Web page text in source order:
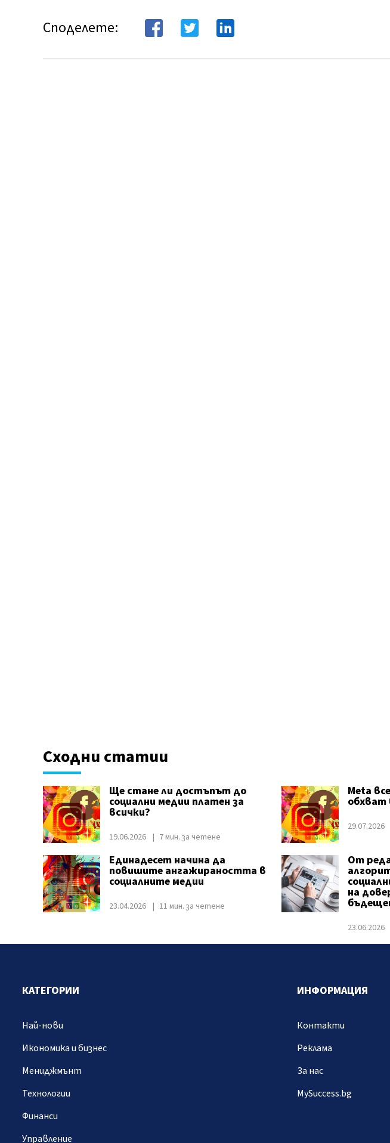
Споделете:
Сходни статии
Ще стане ли достъпът до
социални медии платен за
всички?
19.06.2026 7 мин. за четене
Meta
обхват
29.07.2026
Единадесет начина да
повишите ангажираността в
социалните медии
23.04.2026 11 мин. за четене
От
на
23.06.2026
КАТЕГОРИИ
Най-нови
Икономика и бизнес
Мениджмънт
Технологии
Финанси
Управление
ИНФОРМАЦИЯ
Контакти
Реклама
За нас
MySuccess.bg